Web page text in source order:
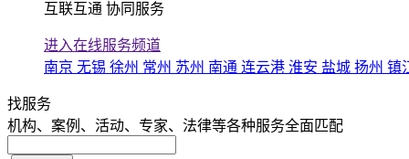
互联互通 协同服务
进入在线服务频道
南京 无锡 徐州 常州 苏州 南通 连云港 淮安 盐城 扬州 镇
找服务
机构、案例、活动、专家、法律等各种服务全面匹配